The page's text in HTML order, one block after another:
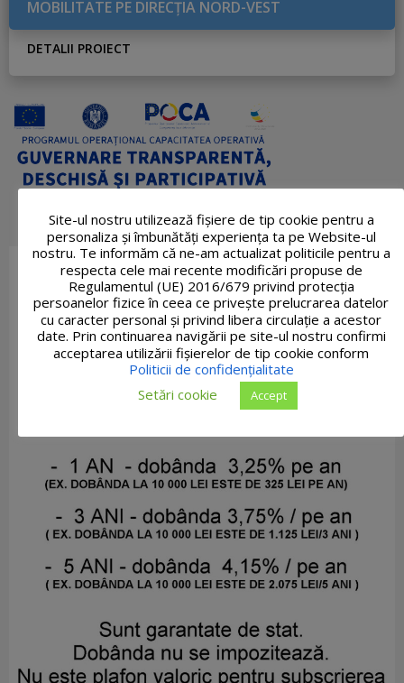
MOBILITATE PE DIRECŢIA NORD-VEST
DETALII PROIECT
Site-ul nostru utilizează fişiere de tip cookie pentru a
personaliza și îmbunătăți experiența ta pe Website-ul
nostru. Te informăm că ne-am actualizat politicile pentru a
respecta cele mai recente modificări propuse de
Regulamentul (UE) 2016/679 privind protecția
persoanelor fizice în ceea ce privește prelucrarea datelor
cu caracter personal și privind libera circulație a acestor
date. Prin continuarea navigării pe site-ul nostru confirmi
acceptarea utilizării fişierelor de tip cookie conform
Politicii de confidențialitate
Setări cookie
Accept